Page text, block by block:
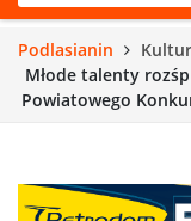
Podlasianin
Młode talenty
Powiatowego